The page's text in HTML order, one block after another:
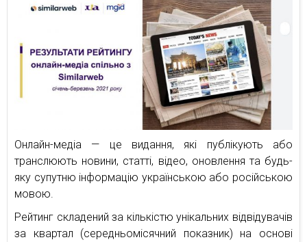
Онлайн-медіа — це видання, які публікують або
транслюють новини, статті, відео, оновлення та будь-
яку супутню інформацію українською або російською
мовою.
Рейтинг складений за кількістю унікальних відвідувачів
за квартал (середньомісячний показник) на основі